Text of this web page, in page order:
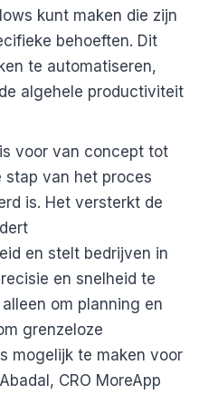
kunt maken die zijn
behoeften. Dit
te automatiseren,
algehele productiviteit
voor van concept tot
stap van het proces
is. Het versterkt de
en stelt bedrijven in
en snelheid te
om planning en
grenzeloze
mogelijk te maken voor
CRO MoreApp